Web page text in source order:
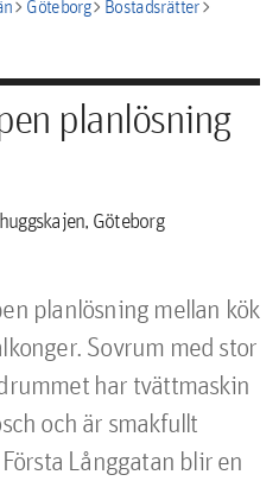
chevron_rightGöteborgchevron_rightBostadsrätterchevron_right
planlösning
Göteborg
planlösning mellan kök
Sovrum med stor
har tvättmaskin
och är smakfullt
Långgatan blir en